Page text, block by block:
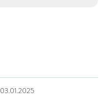
03.01.2025